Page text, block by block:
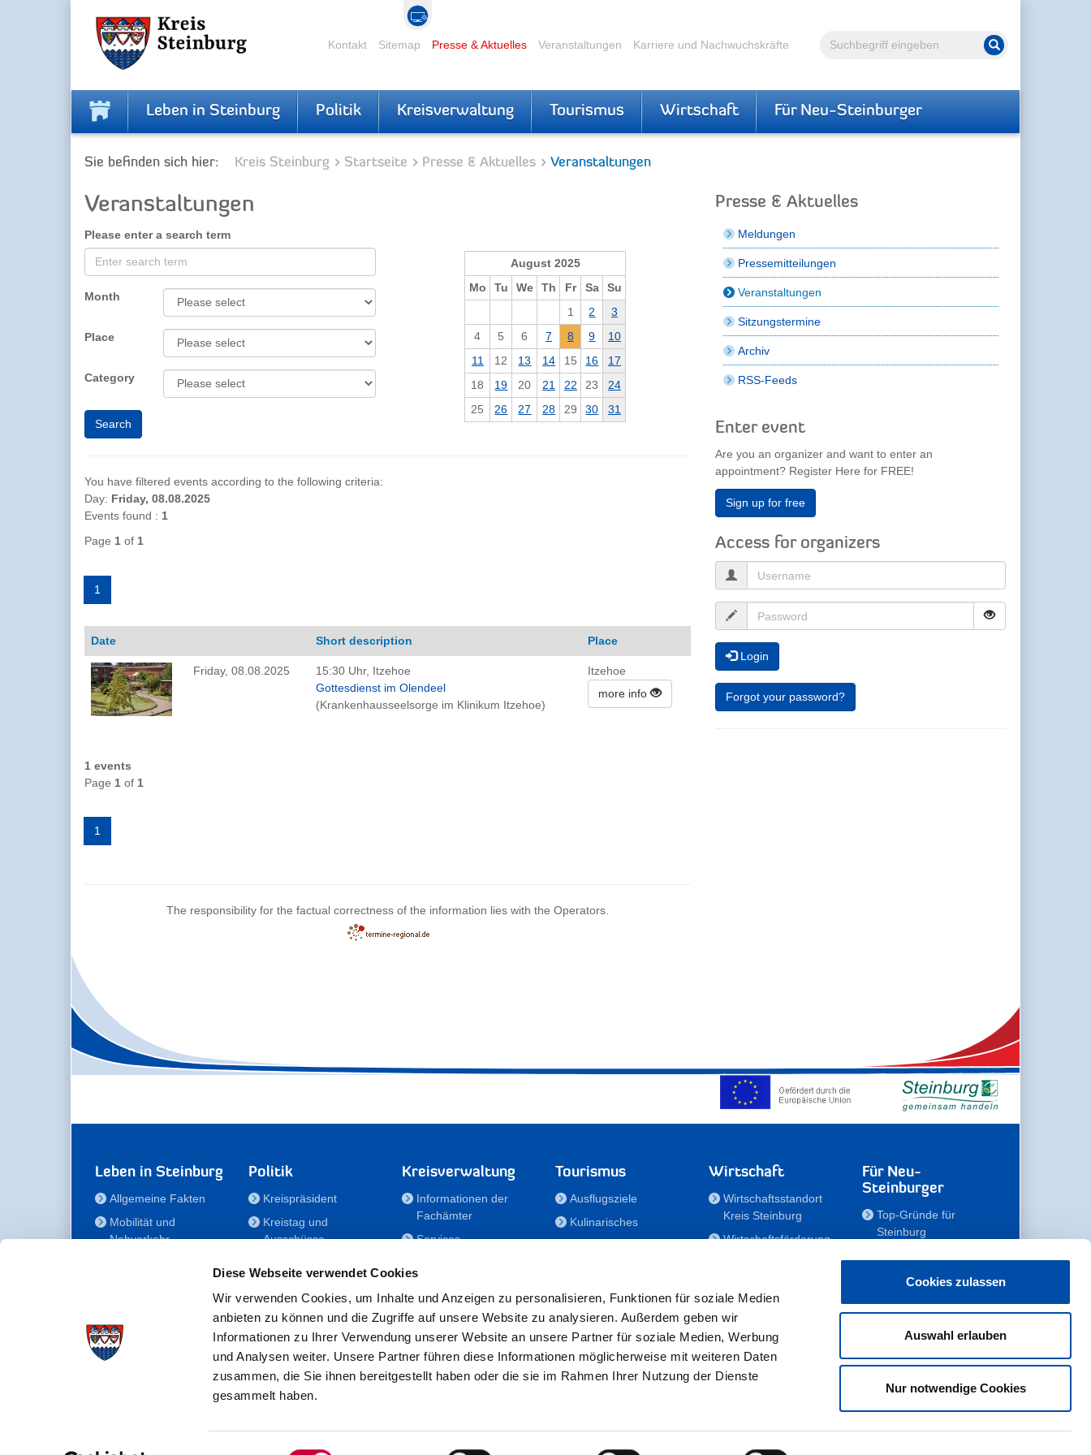
Diese Webseite verwendet Cookies
Wir verwenden Cookies, um Inhalte und Anzeigen zu personalisieren, Funktionen für soziale Medien
anbieten zu können und die Zugriffe auf unsere Website zu analysieren. Außerdem geben wir
Informationen zu Ihrer Verwendung unserer Website an unsere Partner für soziale Medien, Werbung
und Analysen weiter. Unsere Partner führen diese Informationen möglicherweise mit weiteren Daten
zusammen, die Sie ihnen bereitgestellt haben oder die sie im Rahmen Ihrer Nutzung der Dienste
gesammelt haben.
Einwilligungsauswahl
Cookies zulassen
Auswahl erlauben
Nur notwendige Cookies
Volltextsuche Suche starten
Kontakt Sitemap Presse & Aktuelles Veranstaltungen Karriere und Nachwuchskräfte
Leben in Steinburg Politik Kreisverwaltung Tourismus Wirtschaft Für Neu-Steinburger
Sie befinden sich hier: Kreis Steinburg Startseite Presse & Aktuelles Veranstaltungen
Veranstaltungen
August 2025
Mo
Tu We Th Fr Sa
Su
1
2
3
4
5 6 7 8 9
10
11
12 13 14 15 16
17
18
19 20 21 22 23
24
25
26 27 28 29 30 31
Please enter a search term
Month
Place
Category
You have filtered events according to the following criteria:
Day: Friday, 08.08.2025
Events found : 1
Page 1 of 1
1
Date Short description Place
Friday, 08.08.2025
15:30 Uhr, Itzehoe
Gottesdienst im Olendeel
(Krankenhausseelsorge im Klinikum Itzehoe)
Itzehoe
more info
1 events
Page 1 of 1
1
The responsibility for the factual correctness of the information lies with the Operators.
Presse & Aktuelles
Meldungen
Pressemitteilungen
Veranstaltungen
Sitzungstermine
Archiv
RSS-Feeds
Enter event
Are you an organizer and want to enter an
appointment? Register Here for FREE!
Sign up for free
Access for organizers
Login
Forgot your password?
Leben in Steinburg
Allgemeine Fakten
Mobilität und
Nahverkehr
Gesundheit
Bildung
Politik
Kreispräsident
Kreistag und
Ausschüsse
für Menschen mit
Behinderung
Der
Kreisseniorenbeirat
Förderstiftung
Fördergesellschaft/Sportförderung
Kreisverwaltung
Informationen der
Fachämter
Services
Nachwuchskräfte
Notdienste
Bekanntmachungen
Formulare/Downloads
RSS-Feeds
Tourismus
Ausflugsziele
Kulinarisches
Veranstaltungen
Wirtschaft
Wirtschaftsstandort
Kreis Steinburg
Wirtschaftsförderung
Zahlen, Daten,
Fakten
Gewerbeflächen
Für Neu-
Steinburger
Top-Gründe für
Steinburg
Meine Immobilie
Erholen